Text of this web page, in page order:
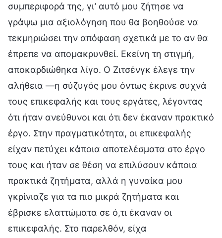
συμπεριφορά της, γι’ αυτό μου ζήτησε να
γράψω μια αξιολόγηση που θα βοηθούσε να
τεκμηριώσει την απόφαση σχετικά με το αν θα
έπρεπε να απομακρυνθεί. Εκείνη τη στιγμή,
αποκαρδιώθηκα λίγο. Ο Ζιτσένγκ έλεγε την
αλήθεια —η σύζυγός μου όντως έκρινε συχνά
τους επικεφαλής και τους εργάτες, λέγοντας
ότι ήταν ανεύθυνοι και ότι δεν έκαναν πρακτικό
έργο. Στην πραγματικότητα, οι επικεφαλής
είχαν πετύχει κάποια αποτελέσματα στο έργο
τους και ήταν σε θέση να επιλύσουν κάποια
πρακτικά ζητήματα, αλλά η γυναίκα μου
γκρίνιαζε για τα πιο μικρά ζητήματα και
έβρισκε ελαττώματα σε ό,τι έκαναν οι
επικεφαλής. Στο παρελθόν, είχα